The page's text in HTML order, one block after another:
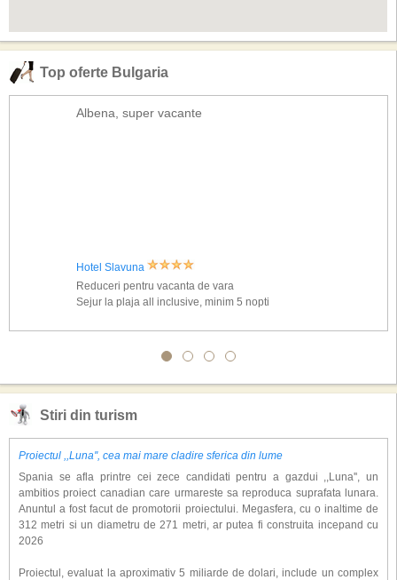
Top oferte Bulgaria
Albena, super vacante
Hotel Slavuna
Reduceri pentru vacanta de vara
Sejur la plaja all inclusive, minim 5 nopti
Stiri din turism
Proiectul ,,Luna'', cea mai mare cladire sferica din lume
Spania se afla printre cei zece candidati pentru a gazdui ,,Luna'', un
ambitios proiect canadian care urmareste sa reproduca suprafata lunara.
Anuntul a fost facut de promotorii proiectului. Megasfera, cu o inaltime de
312 metri si un diametru de 271 metri, ar putea fi construita incepand cu
2026
Proiectul, evaluat la aproximativ 5 miliarde de dolari, include un complex